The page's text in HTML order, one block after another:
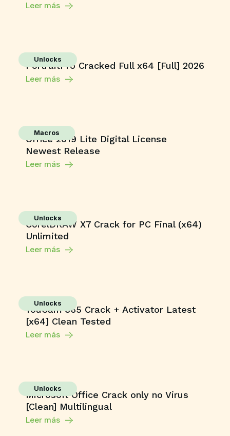
Leer más
Unlocks
PortraitPro Cracked Full x64 [Full] 2026
Leer más
Macros
Office 2019 Lite Digital License
Newest Release
Leer más
Unlocks
CorelDRAW X7 Crack for PC Final (x64)
Unlimited
Leer más
Unlocks
YouCam 365 Crack + Activator Latest
[x64] Clean Tested
Leer más
Unlocks
Microsoft Office Crack only no Virus
[Clean] Multilingual
Leer más